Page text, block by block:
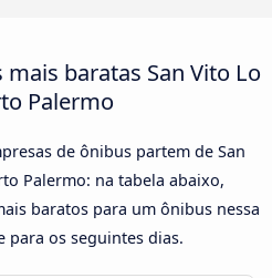
baratas San Vito Lo
Palermo
de ônibus partem de San
Palermo: na tabela abaixo,
baratos para um ônibus nessa
para os seguintes dias.